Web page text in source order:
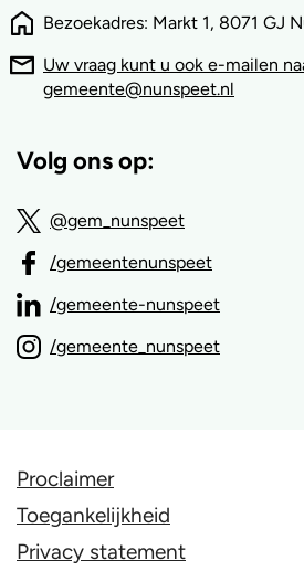
Bezoekadres: Markt 1, 8071 GJ
Uw vraag kunt u ook e-mailen
gemeente@nunspeet.nl
Volg ons op:
@gem_nunspeet
/gemeentenunspeet
/gemeente-nunspeet
/gemeente_nunspeet
Proclaimer
Toegankelijkheid
Privacy statement